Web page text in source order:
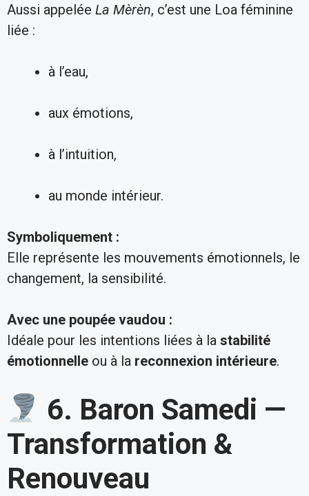
Aussi appelée La Mèrèn, c’est une Loa féminine
liée :
à l’eau,
aux émotions,
à l’intuition,
au monde intérieur.
Symboliquement :
Elle représente les mouvements émotionnels, le
changement, la sensibilité.
Avec une poupée vaudou :
Idéale pour les intentions liées à la stabilité
émotionnelle ou à la reconnexion intérieure.
6. Baron Samedi —
Transformation &
Renouveau